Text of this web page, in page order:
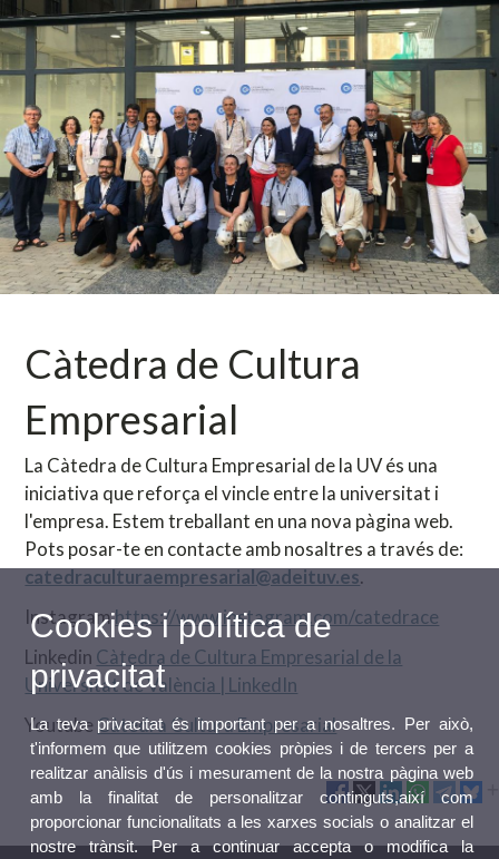
Càtedra de Cultura
Empresarial
La Càtedra de Cultura Empresarial de la UV és una
iniciativa que reforça el vincle entre la universitat i
l'empresa. Estem treballant en una nova pàgina web.
Pots posar-te en contacte amb nosaltres a través de:
catedraculturaempresarial@adeituv.es.
Instagramhttps://www.instagram.com/catedrace
Linkedin Càtedra de Cultura Empresarial de la
Universitat de València | LinkedIn
Youtube Càtedra Cultura Empresarial
Cookies i política de
privacitat
La teva privacitat és important per a nosaltres. Per això,
t'informem que utilitzem cookies pròpies i de tercers per a
realitzar anàlisis d'ús i mesurament de la nostra pàgina web
amb la finalitat de personalitzar continguts,així com
proporcionar funcionalitats a les xarxes socials o analitzar el
nostre trànsit. Per a continuar accepta o modifica la